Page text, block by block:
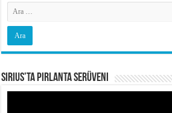
Sirius’ta Pırlanta Serüveni